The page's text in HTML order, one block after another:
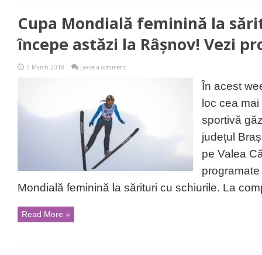
Cupa Mondială feminină la
începe astăzi la Râșnov! Vezi
3 March 2018 Leave a comment
În acest
loc cea
sportivă
județul
pe Valea
Mondială feminină la sărituri cu schiurile. La
Read More »